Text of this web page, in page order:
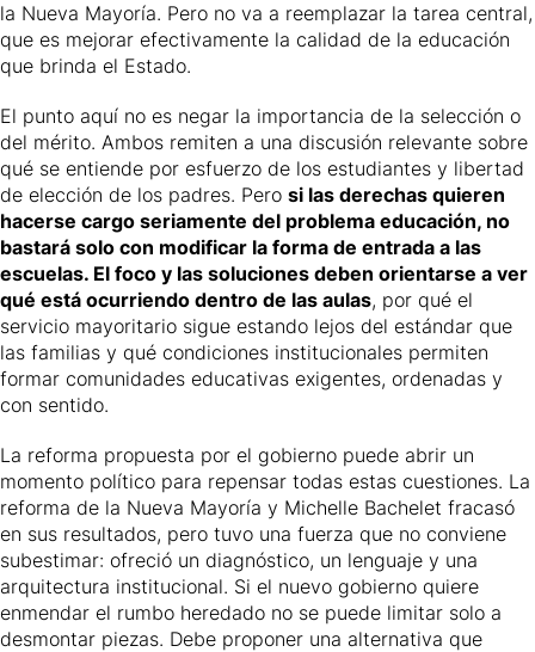
la Nueva Mayoría. Pero no va a reemplazar la tarea central,
que es mejorar efectivamente la calidad de la educación
que brinda el Estado.
El punto aquí no es negar la importancia de la selección o
del mérito. Ambos remiten a una discusión relevante sobre
qué se entiende por esfuerzo de los estudiantes y libertad
de elección de los padres. Pero si las derechas quieren
hacerse cargo seriamente del problema educación, no
bastará solo con modificar la forma de entrada a las
escuelas. El foco y las soluciones deben orientarse a ver
qué está ocurriendo dentro de las aulas, por qué el
servicio mayoritario sigue estando lejos del estándar que
las familias y qué condiciones institucionales permiten
formar comunidades educativas exigentes, ordenadas y
con sentido.
La reforma propuesta por el gobierno puede abrir un
momento político para repensar todas estas cuestiones. La
reforma de la Nueva Mayoría y Michelle Bachelet fracasó
en sus resultados, pero tuvo una fuerza que no conviene
subestimar: ofreció un diagnóstico, un lenguaje y una
arquitectura institucional. Si el nuevo gobierno quiere
enmendar el rumbo heredado no se puede limitar solo a
desmontar piezas. Debe proponer una alternativa que